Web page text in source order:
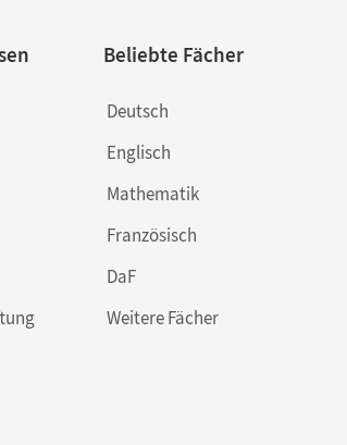
Beliebte Fächer
Deutsch
Englisch
Mathematik
Französisch
DaF
Weitere Fächer